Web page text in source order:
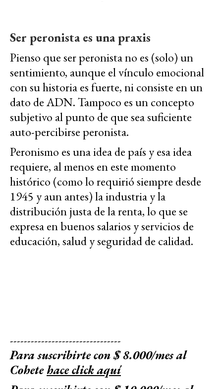
Ser peronista es una praxis
Pienso que ser peronista no es (solo) un
sentimiento, aunque el vínculo emocional
con su historia es fuerte, ni consiste en un
dato de ADN. Tampoco es un concepto
subjetivo al punto de que sea suficiente
auto-percibirse peronista.
Peronismo es una idea de país y esa idea
requiere, al menos en este momento
histórico (como lo requirió siempre desde
1945 y aun antes) la industria y la
distribución justa de la renta, lo que se
expresa en buenos salarios y servicios de
educación, salud y seguridad de calidad.
--------------------------------
Para suscribirte con $ 8.000/mes al
Cohetehace click aquí